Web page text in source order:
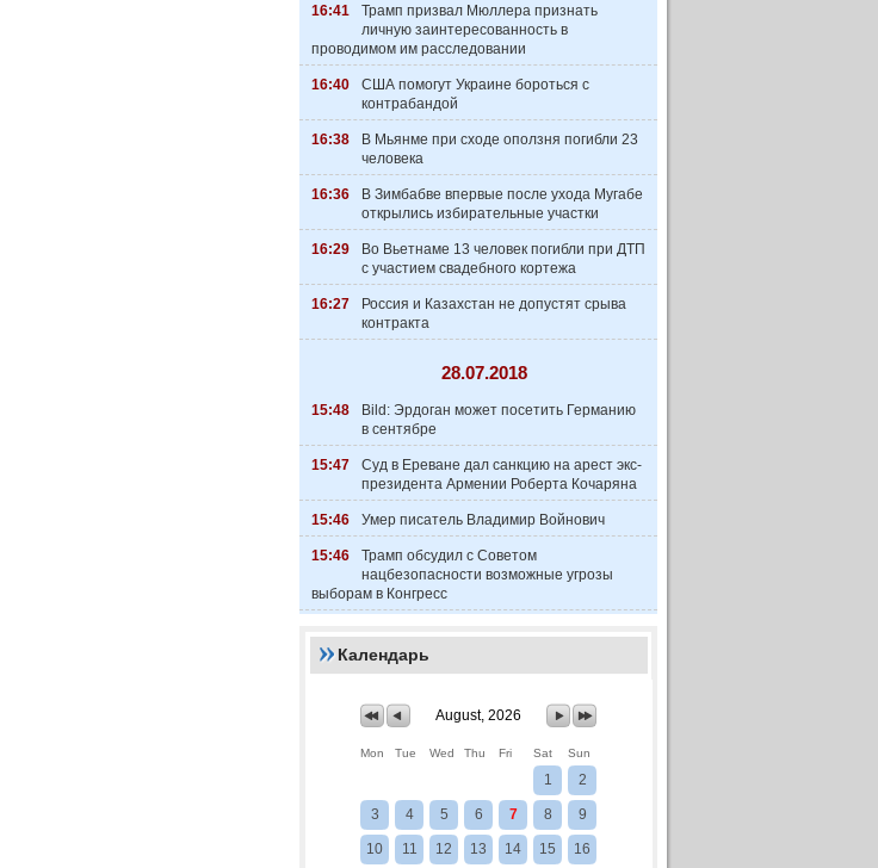
16:41
Трамп призвал Мюллера признать
личную заинтересованность в
проводимом им расследовании
16:40
США помогут Украине бороться с
контрабандой
16:38
В Мьянме при сходе оползня погибли 23
человека
16:36
В Зимбабве впервые после ухода Мугабе
открылись избирательные участки
16:29
Во Вьетнаме 13 человек погибли при ДТП
с участием свадебного кортежа
16:27
Россия и Казахстан не допустят срыва
контракта
28.07.2018
15:48
Bild: Эрдоган может посетить Германию
в сентябре
15:47
Суд в Ереване дал санкцию на арест экс-
президента Армении Роберта Кочаряна
15:46 Умер писатель Владимир Войнович
15:46
Трамп обсудил с Советом
нацбезопасности возможные угрозы
выборам в Конгресс
Календарь
August, 2026
Mon Tue Wed Thu Fri Sat Sun
1 2
3 4 5 6 7 8 9
10 11 12 13 14 15 16